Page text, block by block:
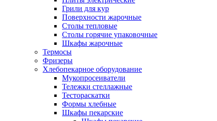
Грили для кур
Поверхности жарочные
Столы тепловые
Столы горячие упаковочные
Шкафы жарочные
Термосы
Фризеры
Хлебопекарное оборудование
Мукопросеиватели
Тележки стеллажные
Тестораскатки
Формы хлебные
Шкафы пекарские